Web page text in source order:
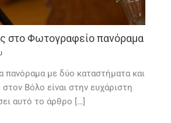
στο Φωτογραφείο πανόραμα
πανόραμα με δύο καταστήματα και
Βόλο είναι στην ευχάριστη
αυτό το άρθρο […]